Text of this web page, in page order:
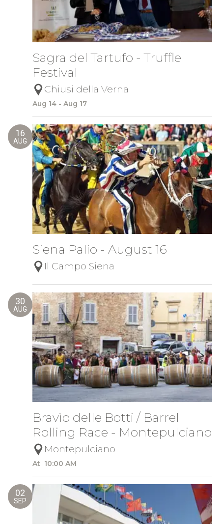
Sagra del Tartufo - Truffle
Festival
Chiusi della Verna
Aug 14 - Aug 17
16
AUG
Siena Palio - August 16
Il Campo Siena
30
AUG
Bravìo delle Botti / Barrel
Rolling Race - Montepulciano
Montepulciano
At  10:00 AM
02
SEP